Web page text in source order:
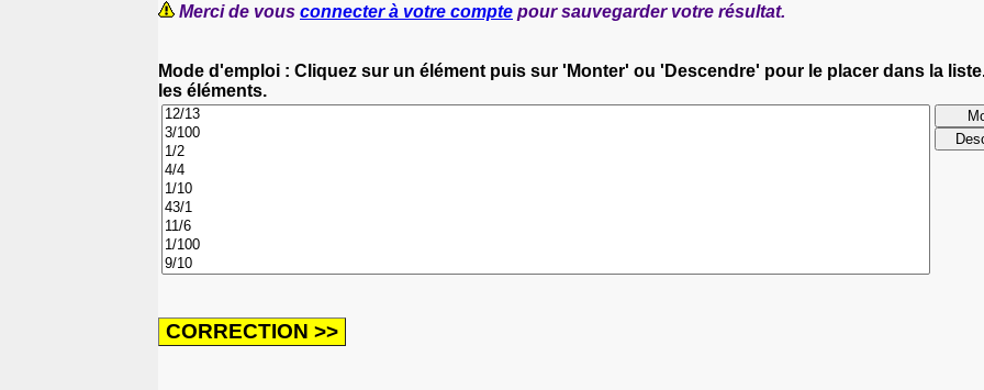
Merci de vous connecter à votre compte pour sauvegarder votre résultat.
Mode d'emploi : Cliquez sur un élément puis sur 'Monter' ou 'Descendre' pour le placer dans la
les éléments.